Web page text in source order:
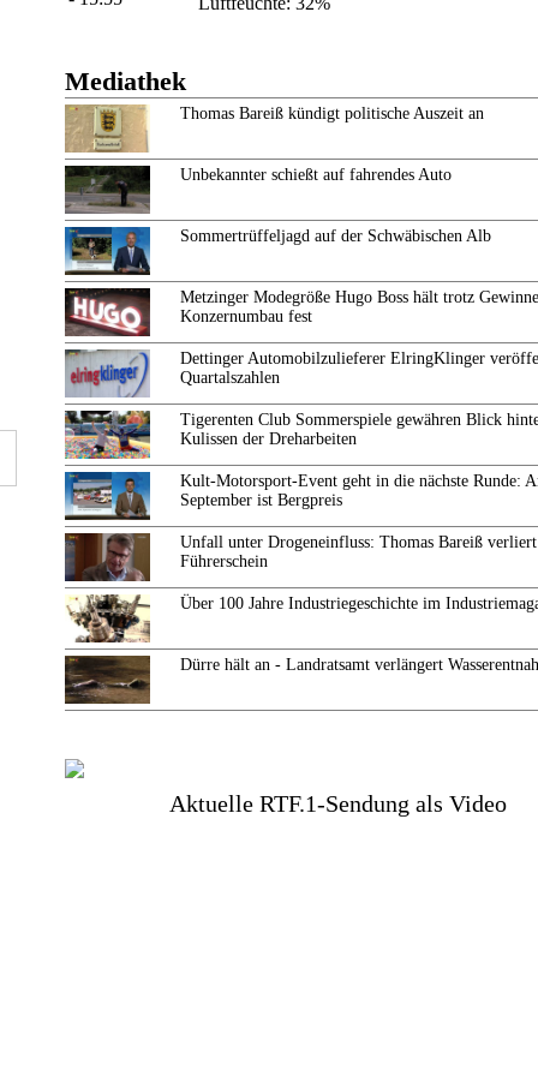
Mediathek
Thomas Bareiß kündigt politische Auszeit an
Unbekannter schießt auf fahrendes Auto
Sommertrüffeljagd auf der Schwäbischen Alb
Metzinger Modegröße Hugo Boss hält trotz
Konzernumbau fest
Dettinger Automobilzulieferer ElringKlinger
Quartalszahlen
Tigerenten Club Sommerspiele gewähren Blick
Kulissen der Dreharbeiten
Kult-Motorsport-Event geht in die nächste Runde:
September ist Bergpreis
Unfall unter Drogeneinfluss: Thomas Bareiß verliert
Führerschein
Über 100 Jahre Industriegeschichte im
Dürre hält an - Landratsamt verlängert
Aktuelle RTF.1-Sendung als Video